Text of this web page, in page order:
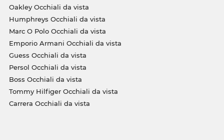
Oakley Occhiali da vista
Humphreys Occhiali da vista
Marc O Polo Occhiali da vista
Emporio Armani Occhiali da vista
Guess Occhiali da vista
Persol Occhiali da vista
Boss Occhiali da vista
Tommy Hilfiger Occhiali da vista
Carrera Occhiali da vista